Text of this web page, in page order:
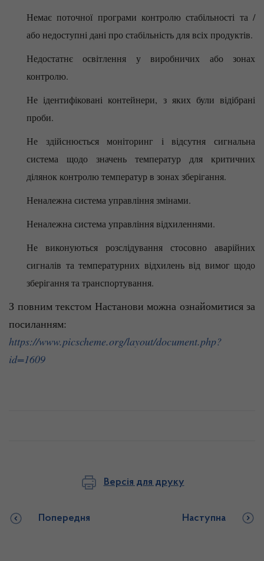
Немає поточної програми контролю стабільності та /
або недоступні дані про стабільність для всіх продуктів.
Недостатнє освітлення у виробничих або зонах
контролю.
Не ідентифіковані контейнери, з яких були відібрані
проби.
Не здійснюється моніторинг і відсутня сигнальна
система щодо значень температур для критичних
ділянок контролю температур в зонах зберігання.
Неналежна система управління змінами.
Неналежна система управління відхиленнями.
Не виконуються розслідування стосовно аварійних
сигналів та температурних відхилень від вимог щодо
зберігання та транспортування.
З повним текстом Настанови можна ознайомитися за
посиланням:
https://www.picscheme.org/layout/document.php?
id=1609
Версія для друку
Попередня Наступна